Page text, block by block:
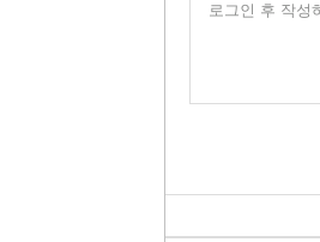
로그인 후 작성